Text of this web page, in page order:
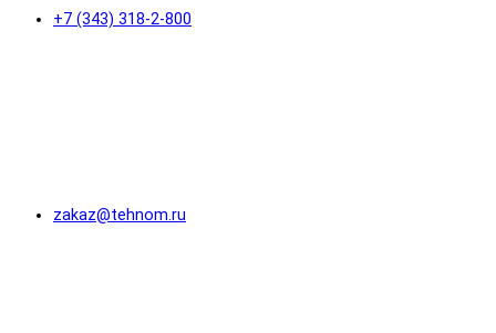
+7 (343) 318-2-800
zakaz@tehnom.ru